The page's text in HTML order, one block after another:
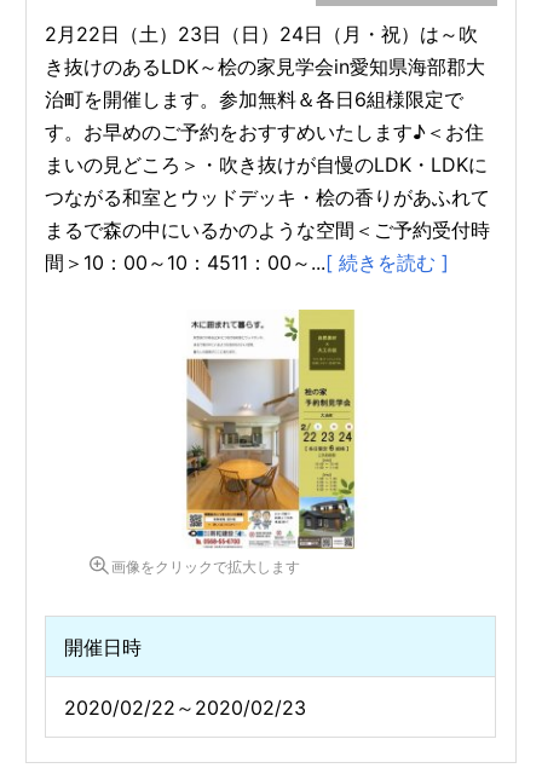
2月22日（土）23日（日）24日（月・祝）は～吹
き抜けのあるLDK～桧の家見学会in愛知県海部郡大
治町を開催します。参加無料＆各日6組様限定で
す。お早めのご予約をおすすめいたします♪＜お住
まいの見どころ＞・吹き抜けが自慢のLDK・LDKに
つながる和室とウッドデッキ・桧の香りがあふれて
まるで森の中にいるかのような空間＜ご予約受付時
間＞10：00～10：4511：00～...[ 続きを読む ]
画像をクリックで拡大します
開催日時
2020/02/22～2020/02/23